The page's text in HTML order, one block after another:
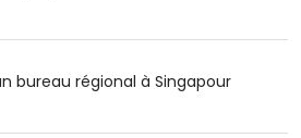
bureau régional à Singapour